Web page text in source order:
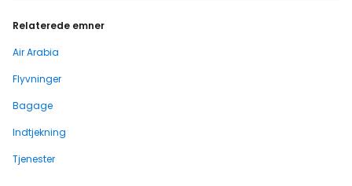
Relaterede emner
Air Arabia
Flyvninger
Bagage
Indtjekning
Tjenester